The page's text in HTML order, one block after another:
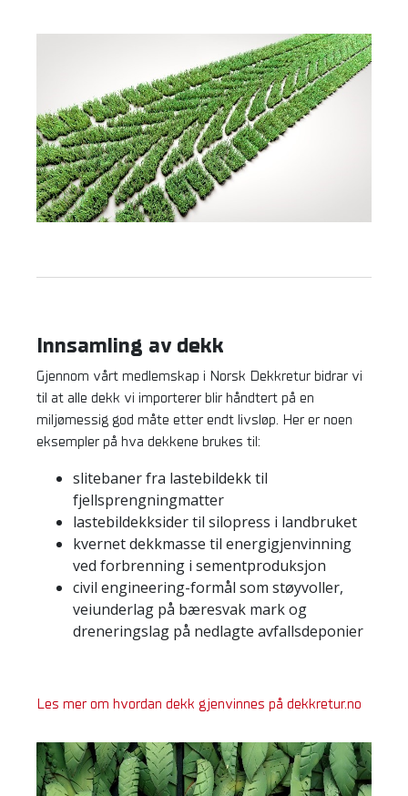
Innsamling av dekk
Gjennom vårt medlemskap i Norsk Dekkretur bidrar vi
til at alle dekk vi importerer blir håndtert på en
miljømessig god måte etter endt livsløp. Her er noen
eksempler på hva dekkene brukes til:
slitebaner fra lastebildekk til
fjellsprengningmatter
lastebildekksider til silopress i landbruket
kvernet dekkmasse til energigjenvinning
ved forbrenning i sementproduksjon
civil engineering-formål som støyvoller,
veiunderlag på bæresvak mark og
dreneringslag på nedlagte avfallsdeponier
Les mer om hvordan dekk gjenvinnes på dekkretur.no